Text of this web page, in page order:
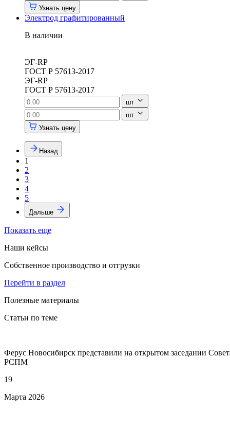
Узнать цену
Электрод графитированный
В наличии
ЭГ-RP
ГОСТ Р 57613-2017
ЭГ-RP
ГОСТ Р 57613-2017
шт
шт
Узнать цену
Назад
1
2
3
4
5
Дальше
Показать еще
Наши кейсы
Собственное производство и отгрузки
Перейти в раздел
Полезные материалы
Статьи по теме
Ферус Новосибирск представили на открытом заседании
РСПМ
19
Марта 2026